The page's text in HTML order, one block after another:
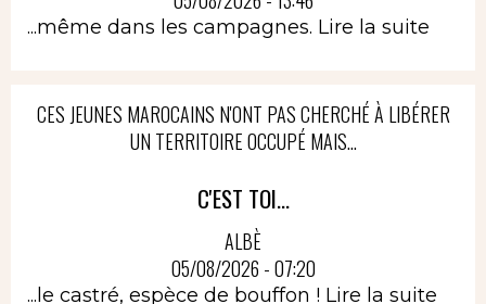
...même dans les campagnes. Lire la suite
CES JEUNES MAROCAINS N'ONT PAS CHERCHÉ À LIBÉRER
UN TERRITOIRE OCCUPÉ MAIS...
C'EST TOI...
ALBÈ
05/08/2026 - 07:20
...le castré, espèce de bouffon ! Lire la suite